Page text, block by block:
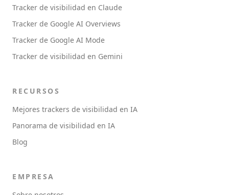
Tracker de visibilidad en Claude
Tracker de Google AI Overviews
Tracker de Google AI Mode
Tracker de visibilidad en Gemini
RECURSOS
Mejores trackers de visibilidad en IA
Panorama de visibilidad en IA
Blog
EMPRESA